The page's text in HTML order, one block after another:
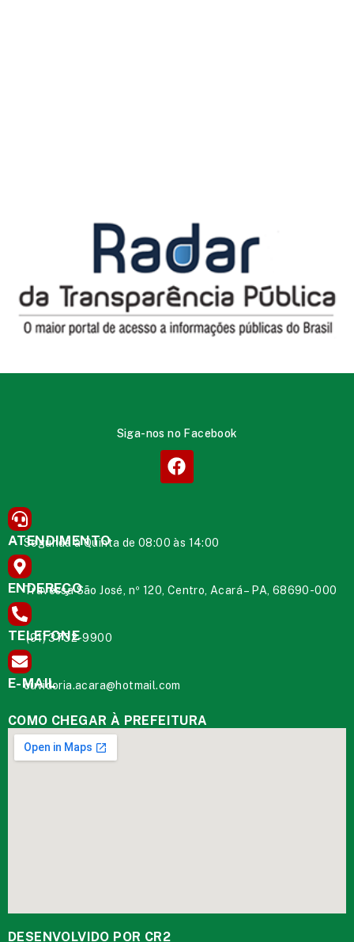
Siga-nos no Facebook
ATENDIMENTO
Segunda à Quinta de 08:00 às 14:00
ENDEREÇO
Travessa São José, nº 120, Centro, Acará – PA, 68690-000
TELEFONE
(91) 3732-9900
E-MAIL
ouvidoria.acara@hotmail.com
COMO CHEGAR À PREFEITURA
DESENVOLVIDO POR CR2